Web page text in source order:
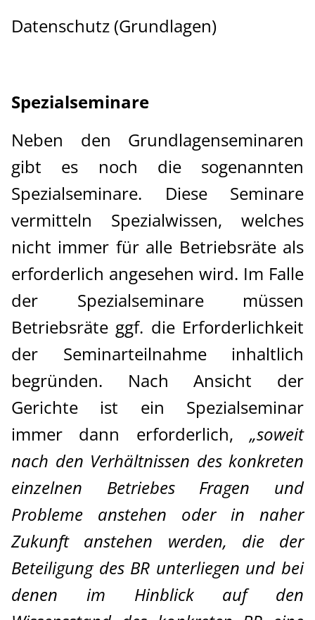
Datenschutz (Grundlagen)
Spezialseminare
Neben den Grundlagenseminaren
gibt es noch die sogenannten
Spezialseminare. Diese Seminare
vermitteln Spezialwissen, welches
nicht immer für alle Betriebsräte als
erforderlich angesehen wird. Im Falle
der Spezialseminare müssen
Betriebsräte ggf. die Erforderlichkeit
der Seminarteilnahme inhaltlich
begründen. Nach Ansicht der
Gerichte ist ein Spezialseminar
immer dann erforderlich, „soweit
nach den Verhältnissen des konkreten
einzelnen Betriebes Fragen und
Probleme anstehen oder in naher
Zukunft anstehen werden, die der
Beteiligung des BR unterliegen und bei
denen im Hinblick auf den